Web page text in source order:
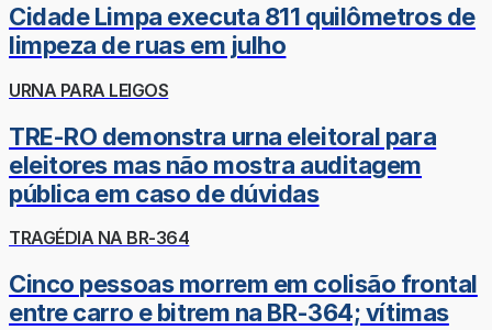
Cidade Limpa executa 811 quilômetros de
limpeza de ruas em julho
URNA PARA LEIGOS
TRE-RO demonstra urna eleitoral para
eleitores mas não mostra auditagem
pública em caso de dúvidas
TRAGÉDIA NA BR-364
Cinco pessoas morrem em colisão frontal
entre carro e bitrem na BR-364; vítimas